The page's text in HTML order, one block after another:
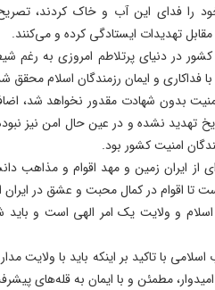
را فدای این آب و خاک کردند، تصریح
تهدیدات ایستادگی کرده و می‌کنند.
در دنیای پرتلاطم امروزی به
فداکاری و ایمان رزمندگان اسلام محقق
امنیت بدون شهادت مقدور نخواهد شد،
تهدید نشده و در عین حال امن نیز
امنیت کشور بود.
از ایران زمین و مهد اقوام و مذاهب
تا اقوام در کمال محبت و عشق در
و ولایت یک امر الهی است و باید
اسلامی با تاکید بر اینکه باید با
مطمئن و با ایمان به قله‌های